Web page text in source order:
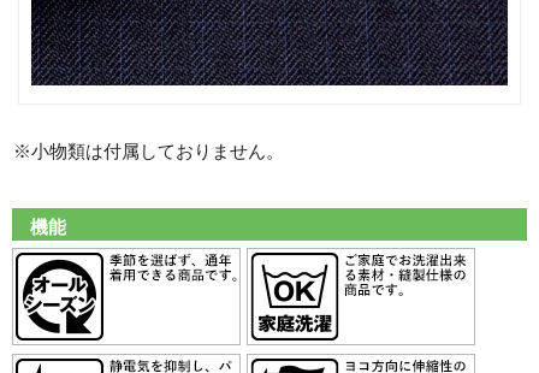
※小物類は付属しておりません。
機能